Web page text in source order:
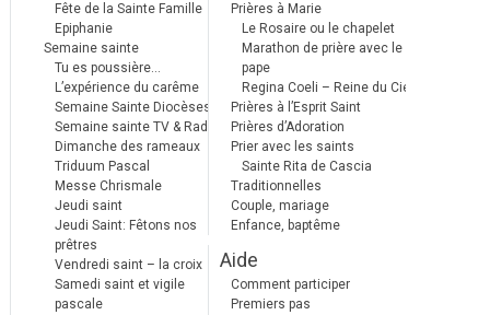
Fête de la Sainte Famille
Epiphanie
Semaine sainte
Tu es poussière…
L’expérience du carême
Semaine Sainte Diocèses
Semaine sainte TV & Radio
Dimanche des rameaux
Triduum Pascal
Messe Chrismale
Jeudi saint
Jeudi Saint: Fêtons nos
prêtres
Vendredi saint – la croix
Samedi saint et vigile
pascale
Prières à Marie
Le Rosaire ou le chapelet
Marathon de prière avec le
pape
Regina Coeli – Reine du Ciel
Prières à l’Esprit Saint
Prières d’Adoration
Prier avec les saints
Sainte Rita de Cascia
Traditionnelles
Couple, mariage
Enfance, baptême
Aide
Comment participer
Premiers pas